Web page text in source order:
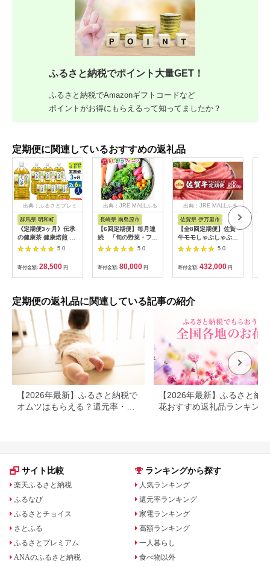
ふるさと納税でポイント大量GET！
ふるさと納税でAmazonギフトコードなど
ポイントがお得にもらえるって知ってましたか？
定期便に関連しているおすすめの返礼品
出典：ふるさとプレミ
群馬県 明和町
《定期便3ヶ月》伝承
の健康茶 健康焙煎 そ
ば茶 伊藤園 ＜2L×6本
＞【1ケース】 [ふる
さと納税 お茶 そば茶
ノンカフェイン ペッ
トボトル 国産 まとめ
270603
5.0
寄付金額: 28,500 円
出典：JRE MALLふる
さと納税
長崎県 南島原市
【6回定期便】毎月連
続 「旬の野菜・フル
ーツ」 詰め合わせ セ
ット（13品〜15品）/
野菜 定期便 やさい 定
期便 野菜セット やさ
いセット 春野菜 夏野
鮮 / 南島原市 /長崎県
農産品流通合同会社
5.0
寄付金額: 80,000 円
出典：JRE MALLふる
さと納税
佐賀県 伊万里市
【全8回定期便】佐賀
牛モモしゃぶしゃぶ
総計8kg 999-J411
5.0
寄付金額: 432,000 円
定期便の返礼品に関連している記事の紹介
【2026年最新】ふるさと納税で
オムツはもらえる？還元率・
【2026年最新】ふるさと納
花おすすめ返礼品ランキング
サイト比較
楽天ふるさと納税
ふるなび
ふるさとチョイス
さとふる
ふるさとプレミアム
ANAのふるさと納税
ランキングから探す
人気ランキング
還元率ランキング
家電ランキング
高額ランキング
一人暮らし
食べ物以外